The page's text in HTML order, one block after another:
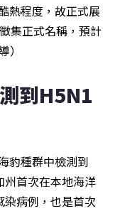
熱程度，故正式展
集正式名稱，預計
）
到H5N1
豹種群中檢測到
首次在本地海洋
病例，也是首次